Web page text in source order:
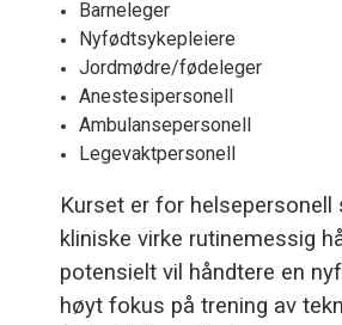
Barneleger
Nyfødtsykepleiere
Jordmødre/fødeleger
Anestesipersonell
Ambulansepersonell
Legevaktpersonell
Kurset er for
kliniske virke rutinemessig
potensielt vil håndtere en
høyt fokus på trening av